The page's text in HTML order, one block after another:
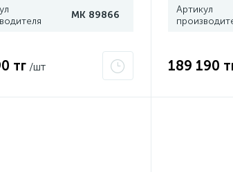
МК 89866
тг /шт
Артикул
189 190